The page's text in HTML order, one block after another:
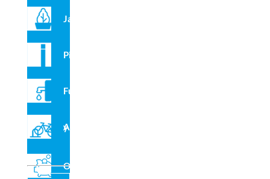
Jardineras
Pilonas
Fuentes
Aparcabicis y VMP
Outlet